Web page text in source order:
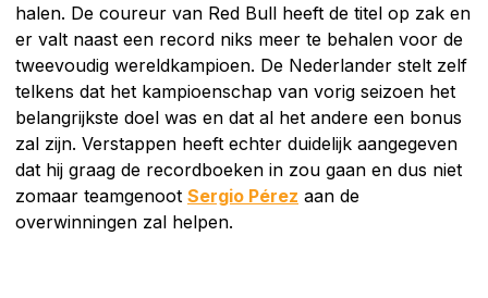
halen. De coureur van Red Bull heeft de titel op zak en
er valt naast een record niks meer te behalen voor de
tweevoudig wereldkampioen. De Nederlander stelt zelf
telkens dat het kampioenschap van vorig seizoen het
belangrijkste doel was en dat al het andere een bonus
zal zijn. Verstappen heeft echter duidelijk aangegeven
dat hij graag de recordboeken in zou gaan en dus niet
zomaar teamgenoot Sergio Pérez aan de
overwinningen zal helpen.